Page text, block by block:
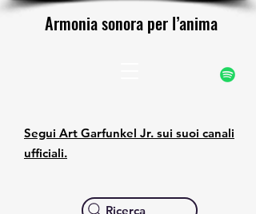
Armonia sonora per l’anima
Armonia sonora per l’anima
Ricerca
Segui Art Garfunkel Jr. sui suoi canali
ufficiali.